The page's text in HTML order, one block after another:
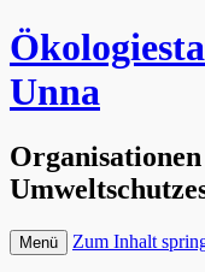
Unna
Menü Zum Inhalt